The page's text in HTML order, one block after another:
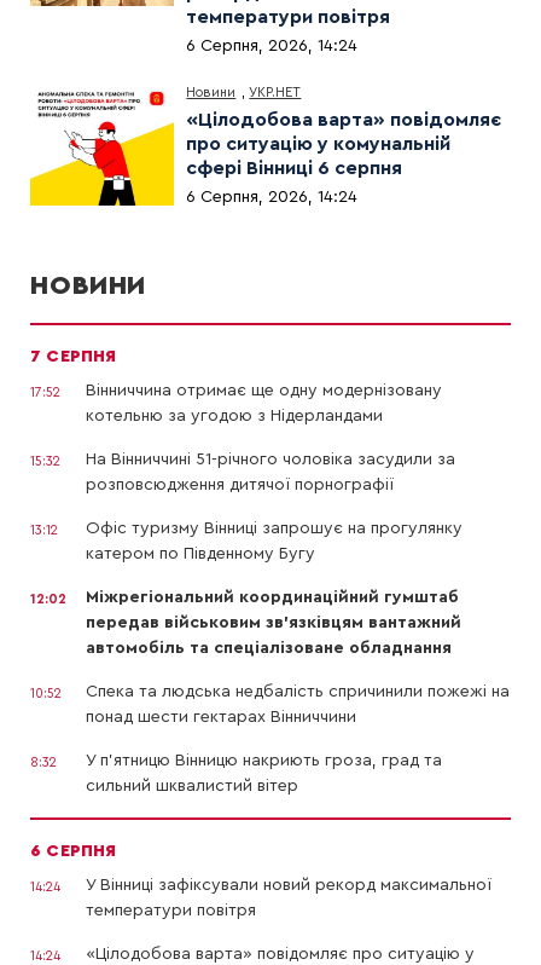
температури повітря
6 Серпня, 2026, 14:24
Новини ,УКР.НЕТ
«Цілодобова варта» повідомляє
про ситуацію у комунальній
сфері Вінниці 6 серпня
6 Серпня, 2026, 14:24
НОВИНИ
7 СЕРПНЯ
17:52
Вінниччина отримає ще одну модернізовану
котельню за угодою з Нідерландами
15:32
На Вінниччині 51-річного чоловіка засудили за
розповсюдження дитячої порнографії
13:12
Офіс туризму Вінниці запрошує на прогулянку
катером по Південному Бугу
12:02
Міжрегіональний координаційний гумштаб
передав військовим зв’язківцям вантажний
автомобіль та спеціалізоване обладнання
10:52
Спека та людська недбалість спричинили пожежі на
понад шести гектарах Вінниччини
8:32
У п’ятницю Вінницю накриють гроза, град та
сильний шквалистий вітер
6 СЕРПНЯ
14:24
У Вінниці зафіксували новий рекорд максимальної
температури повітря
14:24
«Цілодобова варта» повідомляє про ситуацію у